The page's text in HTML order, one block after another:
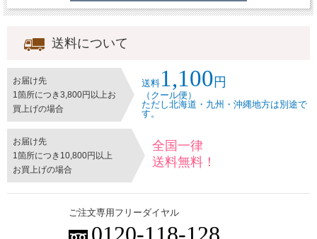
送料について
お届け先
1箇所につき3,800円以上お
買上げの場合
送料 1,100 円
（クール便）
ただし北海道・九州・沖縄地方は別途で
す。
お届け先
1箇所につき10,800円以上
お買上げの場合
全国一律
送料無料！
ご注文専用フリーダイヤル